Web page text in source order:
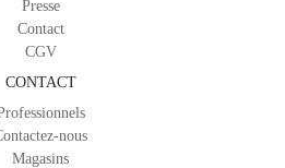
Presse
Contact
CGV
CONTACT
nous
Magasins